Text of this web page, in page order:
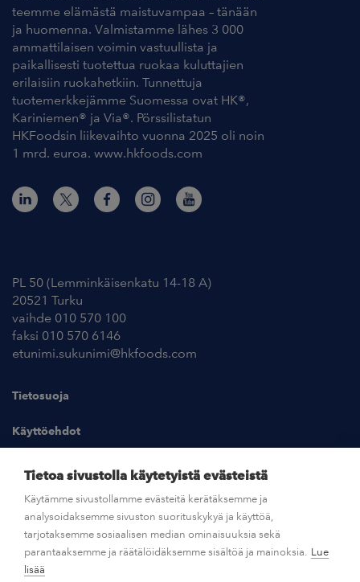
teemme elämästä maistuvampaa – tänään
ja huomenna. Valmistamme lähes 3 000
ammattilaisen voimin vastuullista ja
paikallisesti tuotettua ruokaa kuluttajien
erilaisiin ruokahetkiin. Tunnettuja
tuotemerkkejämme Suomessa ovat HK®,
Kariniemen® ja Via®. Pörssilistatun
HKFoodsin liikevaihto vuonna 2025 oli noin
1 mrd. euroa. www.hkfoods.com
PL 50 (Lemminkäisenkatu 14-18 A)
20521 Turku
vaihde 010 570 100
faksi 010 570 6146
etunimi.sukunimi@hkfoods.com
Tietosuoja
Käyttöehdot
Kuvapankki
UUTISHUONE
Tietoa sivustolla käytetyistä evästeistä
Käytämme sivustollamme evästeitä kerätäksemme ja
analysoidaksemme sivuston suorituskykyä ja käyttöä,
tarjotaksemme sosiaalisen median ominaisuuksia sekä
parantaaksemme ja räätälöidäksemme sisältöä ja mainoksia. Lue
lisää